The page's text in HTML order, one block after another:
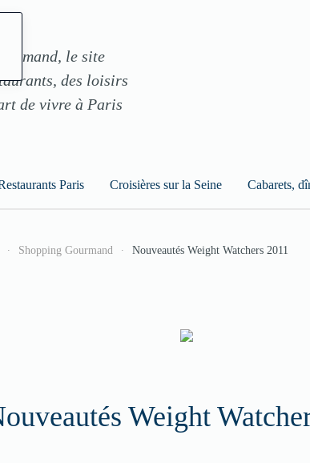
le site
des loisirs
de vivre à Paris
Paris Croisières sur la Seine Cabarets,
Shopping Gourmand Nouveautés Weight Watchers 2011
Weight